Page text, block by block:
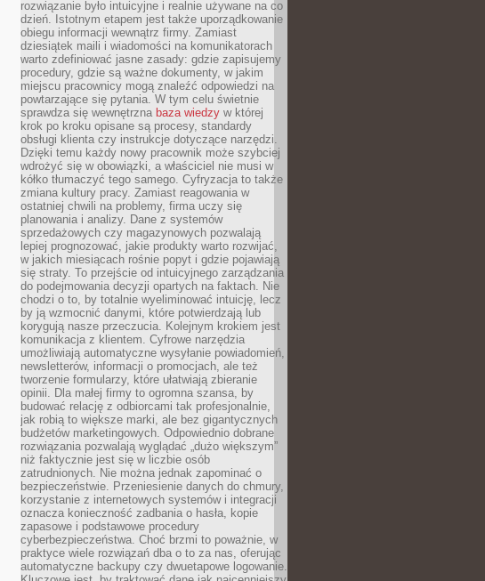
rozwiązanie było intuicyjne i realnie używane na co
dzień. Istotnym etapem jest także uporządkowanie
obiegu informacji wewnątrz firmy. Zamiast
dziesiątek maili i wiadomości na komunikatorach
warto zdefiniować jasne zasady: gdzie zapisujemy
procedury, gdzie są ważne dokumenty, w jakim
miejscu pracownicy mogą znaleźć odpowiedzi na
powtarzające się pytania. W tym celu świetnie
sprawdza się wewnętrzna baza wiedzy w której
krok po kroku opisane są procesy, standardy
obsługi klienta czy instrukcje dotyczące narzędzi.
Dzięki temu każdy nowy pracownik może szybciej
wdrożyć się w obowiązki, a właściciel nie musi w
kółko tłumaczyć tego samego. Cyfryzacja to także
zmiana kultury pracy. Zamiast reagowania w
ostatniej chwili na problemy, firma uczy się
planowania i analizy. Dane z systemów
sprzedażowych czy magazynowych pozwalają
lepiej prognozować, jakie produkty warto rozwijać,
w jakich miesiącach rośnie popyt i gdzie pojawiają
się straty. To przejście od intuicyjnego zarządzania
do podejmowania decyzji opartych na faktach. Nie
chodzi o to, by totalnie wyeliminować intuicję, lecz
by ją wzmocnić danymi, które potwierdzają lub
korygują nasze przeczucia. Kolejnym krokiem jest
komunikacja z klientem. Cyfrowe narzędzia
umożliwiają automatyczne wysyłanie powiadomień,
newsletterów, informacji o promocjach, ale też
tworzenie formularzy, które ułatwiają zbieranie
opinii. Dla małej firmy to ogromna szansa, by
budować relację z odbiorcami tak profesjonalnie,
jak robią to większe marki, ale bez gigantycznych
budżetów marketingowych. Odpowiednio dobrane
rozwiązania pozwalają wyglądać „dużo większym”
niż faktycznie jest się w liczbie osób
zatrudnionych. Nie można jednak zapominać o
bezpieczeństwie. Przeniesienie danych do chmury,
korzystanie z internetowych systemów i integracji
oznacza konieczność zadbania o hasła, kopie
zapasowe i podstawowe procedury
cyberbezpieczeństwa. Choć brzmi to poważnie, w
praktyce wiele rozwiązań dba o to za nas, oferując
automatyczne backupy czy dwuetapowe logowanie.